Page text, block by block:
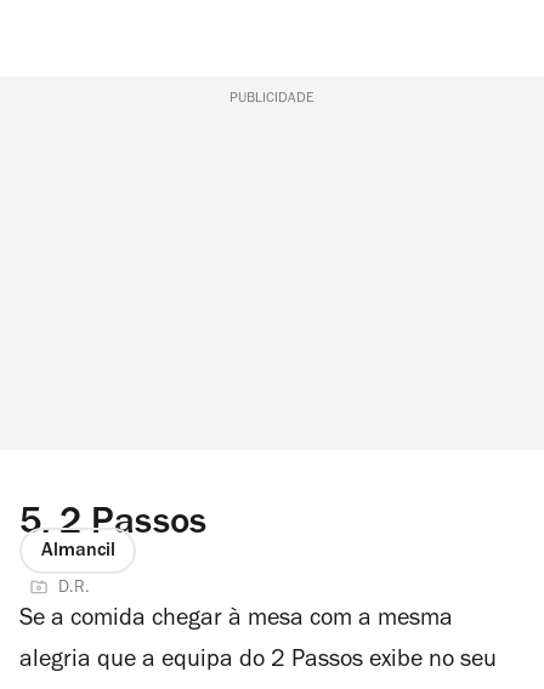
PUBLICIDADE
5. 2 Passos
Almancil
D.R.
Se a comida chegar à mesa com a mesma
alegria que a equipa do 2 Passos exibe no seu